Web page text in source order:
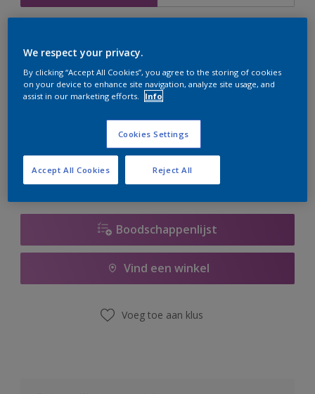
te bestellen. Houd de website in de gaten, we werken
er hard aan om de voorraad aan te vullen.
Boodschappenlijst
Vind een winkel
Voeg toe aan klus
We respect your privacy.
By clicking “Accept All Cookies”, you agree to the storing of cookies
on your device to enhance site navigation, analyze site usage, and
assist in our marketing efforts.
Info
Cookies Settings
Reject All
Accept All Cookies